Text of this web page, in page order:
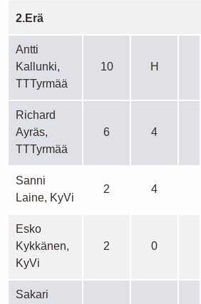
2.Erä
Antti
Kallunki,
TTTyrmää
10 H
Richard
Ayräs,
TTTyrmää
6 4
Sanni
Laine, KyVi
2 4
Esko
Kykkänen,
KyVi
2 0
Sakari